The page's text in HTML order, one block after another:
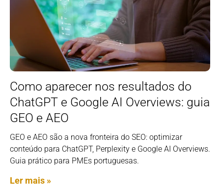
Como aparecer nos resultados do
ChatGPT e Google AI Overviews: guia
GEO e AEO
GEO e AEO são a nova fronteira do SEO: optimizar
conteúdo para ChatGPT, Perplexity e Google AI Overviews.
Guia prático para PMEs portuguesas.
Ler mais »